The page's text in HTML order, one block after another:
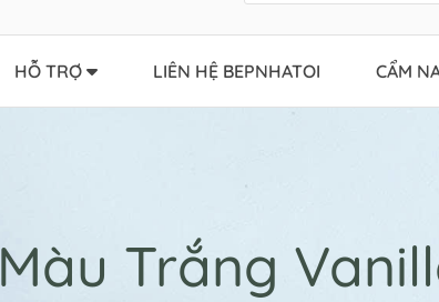
HỖ TRỢ LIÊN HỆ BEPNHATOI CẨM
Màu Trắng